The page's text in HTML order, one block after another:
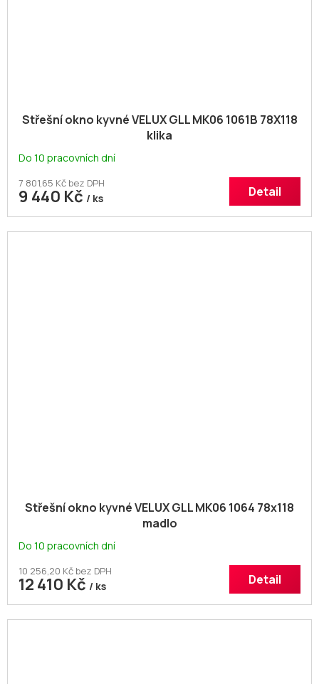
Střešní okno kyvné VELUX GLL MK06 1061B 78X118
klika
Do 10 pracovních dní
7 801,65 Kč bez DPH
9 440 Kč / ks Detail
Střešní okno kyvné VELUX GLL MK06 1064 78x118
madlo
Do 10 pracovních dní
10 256,20 Kč bez DPH
12 410 Kč / ks Detail